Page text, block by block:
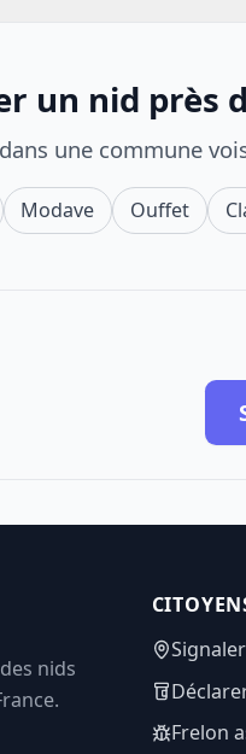
un nid près
une commune
Modave Ouffet
nids
Frelon